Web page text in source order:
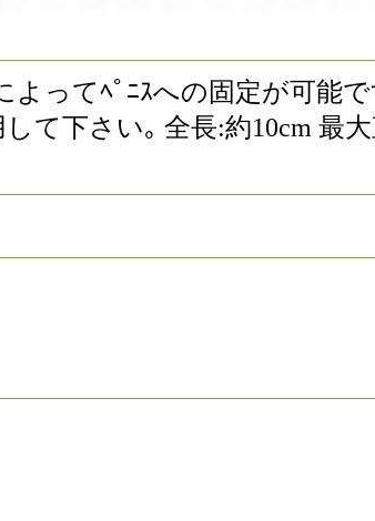
よってﾍﾟﾆｽへの固定が可能
て下さい｡ 全長:約10cm 最大